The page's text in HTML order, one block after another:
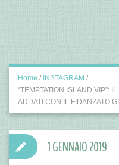
Home / INSTAGRAM /
“TEMPTATION ISLAND VIP”:
ADDATI CON IL FIDANZATO
1 GENNAIO 2019